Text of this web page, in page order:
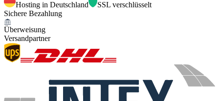
Hosting in Deutschland
SSL verschlüsselt
Sichere Bezahlung
Überweisung
Versandpartner